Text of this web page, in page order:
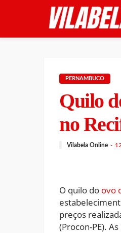
PERNAMBUCO
Quilo
no
Vilabela Online
O quilo do ovo
preços
(Procon-PE).